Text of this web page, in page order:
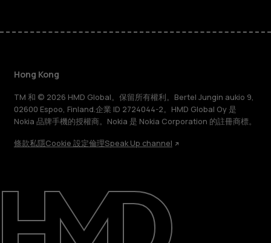
關於
維修、循環再用、回收再造
支援
Hong Kong
TM 和 © 2026 HMD Global。保留所有權利。Bertel Jungin aukio 9,
02600 Espoo, Finland.企業 ID 2724044-2。HMD Global Oy 是
Nokia 品牌手機的授權商。Nokia 是 Nokia Corporation 的註冊商標。
條款私隱Cookie 設定倫理Speak Up channel